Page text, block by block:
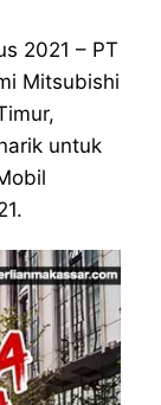
2021 – PT
Mitsubishi
untuk